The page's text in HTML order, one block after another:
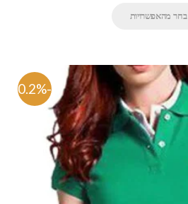
בחר מהאפשרויות
-70.2%